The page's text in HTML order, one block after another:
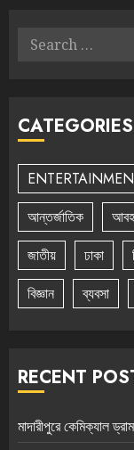
Search
CATEGORIES
আন্তর্জাতিক
জাতীয়
ঢাকা
বিজ্ঞান
ব্যবসা
RECENT
মাদারীপুরে কেমিক্যাল